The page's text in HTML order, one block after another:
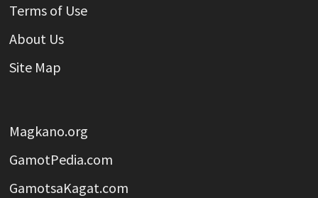
Terms of Use
About Us
Site Map
Magkano.org
GamotPedia.com
GamotsaKagat.com